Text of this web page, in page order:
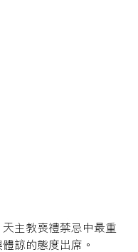
主教喪禮禁忌中最重
諒的態度出席。